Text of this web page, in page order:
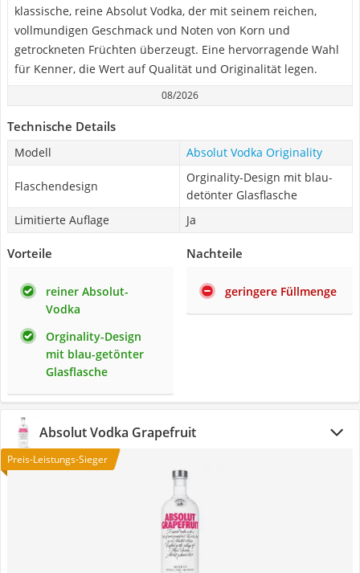
klassische, reine Absolut Vodka, der mit seinem reichen,
vollmundigen Geschmack und Noten von Korn und
getrockneten Früchten überzeugt. Eine hervorragende Wahl
für Kenner, die Wert auf Qualität und Originalität legen.
08/2026
Technische Details
Modell Absolut Vodka Originality
Flaschendesign
Orginality-Design mit blau-
detönter Glasflasche
Limitierte Auflage
Ja
Vorteile
reiner Absolut-
Vodka
Orginality-Design
mit blau-getönter
Glasflasche
Nachteile
geringere Füllmenge
Absolut Vodka Grapefruit
Preis-Leistungs-Sieger